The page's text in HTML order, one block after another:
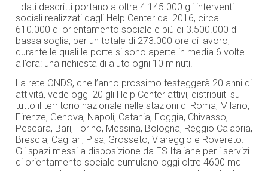
I dati descritti portano a oltre 4.145.000 gli interventi
sociali realizzati dagli Help Center dal 2016, circa
610.000 di orientamento sociale e più di 3.500.000 di
bassa soglia, per un totale di 273.000 ore di lavoro,
durante le quali le porte si sono aperte in media 6 volte
all’ora: una richiesta di aiuto ogni 10 minuti.
La rete ONDS, che l’anno prossimo festeggerà 20 anni di
attività, vede oggi 20 gli Help Center attivi, distribuiti su
tutto il territorio nazionale nelle stazioni di Roma, Milano,
Firenze, Genova, Napoli, Catania, Foggia, Chivasso,
Pescara, Bari, Torino, Messina, Bologna, Reggio Calabria,
Brescia, Cagliari, Pisa, Grosseto, Viareggio e Rovereto.
Gli spazi messi a disposizione da FS Italiane per i servizi
di orientamento sociale cumulano oggi oltre 4600 mq